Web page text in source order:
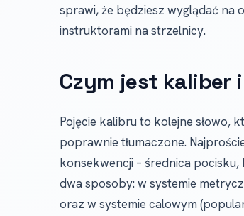
sprawi, że będziesz wyglądać na
instruktorami na strzelnicy.
Czym jest kaliber
Pojęcie kalibru to kolejne słowo,
poprawnie tłumaczone.
konsekwencji – średnica
dwa sposoby: w systemie
oraz w systemie calowym